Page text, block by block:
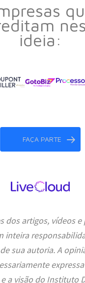
ideia:
FAÇA PARTE
dos artigos, vídeos e
inteira
sua autoria. A
a visão do Instituto